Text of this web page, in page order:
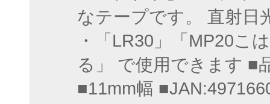
なテープです。 直射日
・「LR30」「MP20こ
る」 で使用できます
■11mm幅